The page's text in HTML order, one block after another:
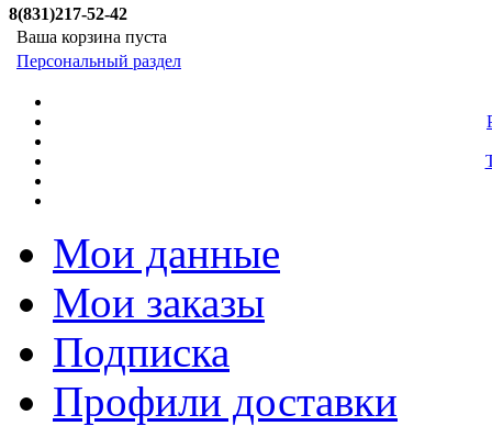
8(831)217-52-42
Ваша корзина пуста
Персональный раздел
Мои данные
Мои заказы
Подписка
Профили доставки